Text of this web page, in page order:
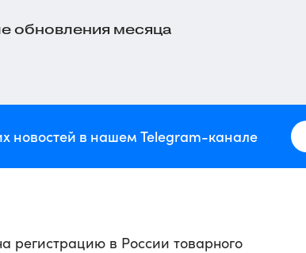
обновления месяца
новостей в нашем Telegram-канале
регистрацию в России товарного